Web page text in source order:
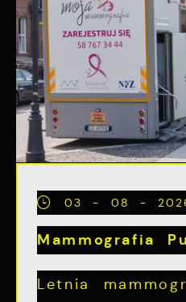
03 - 08 -
Mammografia
Letnia